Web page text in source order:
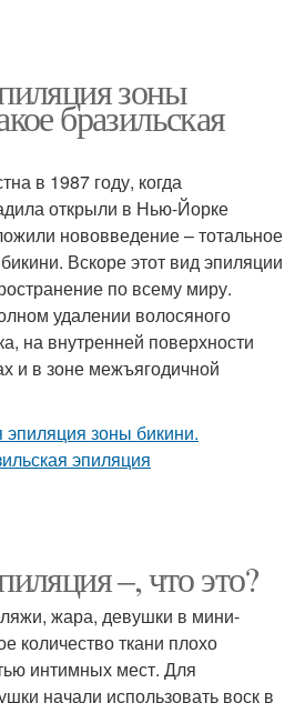
зоны
бразильская
в 1987 году, когда
открыли в Нью-Йорке
нововведение – тотальное
Вскоре этот вид эпиляции
по всему миру.
удалении волосяного
на внутренней поверхности
и в зоне межъягодичной
–, что это?
жара, девушки в мини-
количество ткани плохо
интимных мест. Для
начали использовать воск в